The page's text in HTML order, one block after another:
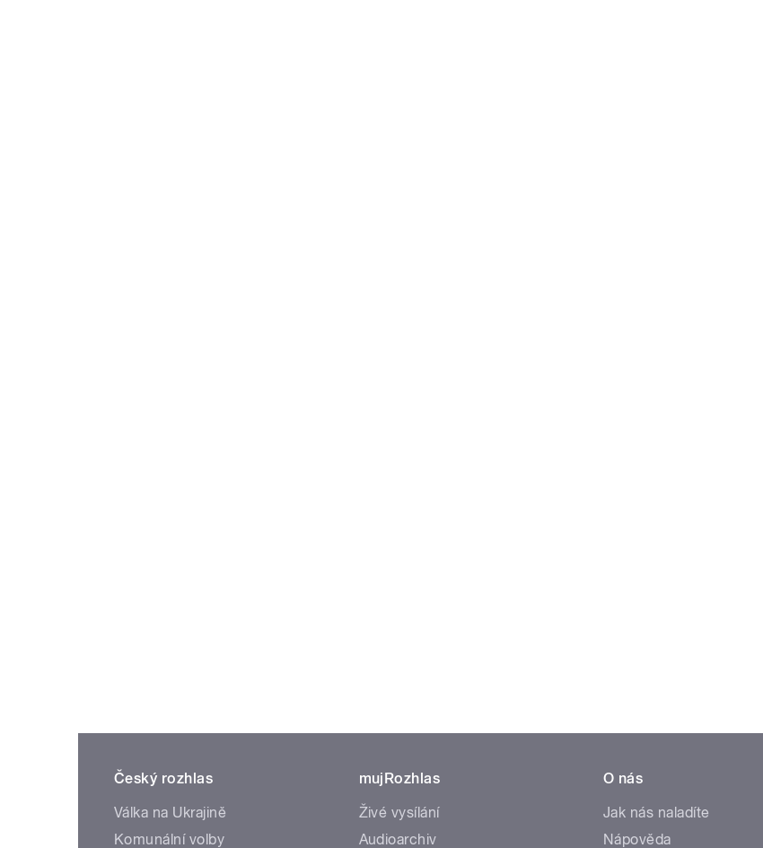
Český rozhlas
Válka na Ukrajině
Komunální volby
mujRozhlas
Živé vysílání
Audioarchiv
O nás
Jak nás naladíte
Nápověda